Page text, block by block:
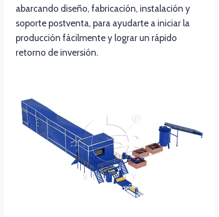
abarcando diseño, fabricación, instalación y
soporte postventa, para ayudarte a iniciar la
producción fácilmente y lograr un rápido
retorno de inversión.